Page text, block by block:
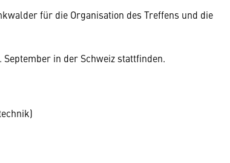
für die Organisation des Treffens und die
in der Schweiz stattfinden.